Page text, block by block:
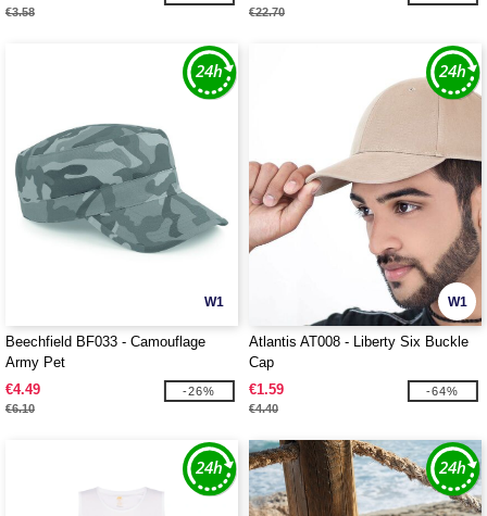
€3.58 €22.70
W1
Beechfield BF033 - Camouflage
Army Pet
€4.49
€6.10
-26%
W1
Atlantis AT008 - Liberty Six Buckle
Cap
€1.59
€4.40
-64%